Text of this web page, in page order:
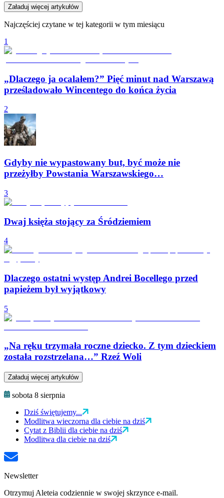
Załaduj więcej artykułów
Najczęściej czytane w tej kategorii w tym miesiącu
1
„Dlaczego ja ocalałem?” Pięć minut nad Warszawą
prześladowało Wincentego do końca życia
2
Gdyby nie wypastowany but, być może nie
przeżyłby Powstania Warszawskiego…
3
Dwaj księża stojący za Śródziemiem
4
Dlaczego ostatni występ Andrei Bocellego przed
papieżem był wyjątkowy
5
„Na ręku trzymała roczne dziecko. Z tym dzieckiem
została rozstrzelana…” Rzeź Woli
Załaduj więcej artykułów
sobota 8 sierpnia
Dziś świętujemy...
Modlitwa wieczorna dla ciebie na dziś
Cytat z Biblii dla ciebie na dziś
Modlitwa dla ciebie na dziś
Newsletter
Otrzymuj Aleteia codziennie w swojej skrzynce e-mail.